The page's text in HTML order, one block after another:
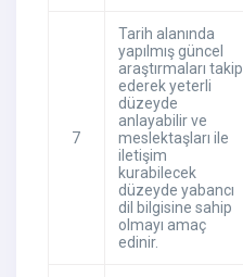
7
Tarih alanında
yapılmış güncel
araştırmaları takip
ederek yeterli
düzeyde
anlayabilir ve
meslektaşları ile
iletişim
kurabilecek
düzeyde yabancı
dil bilgisine sahip
olmayı amaç
edinir.